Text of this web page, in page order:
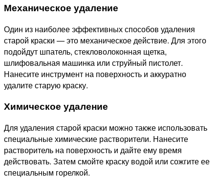
Механическое удаление
Один из наиболее эффективных способов удаления
старой краски — это механическое действие. Для этого
подойдут шпатель, стекловолоконная щетка,
шлифовальная машинка или струйный пистолет.
Нанесите инструмент на поверхность и аккуратно
удалите старую краску.
Химическое удаление
Для удаления старой краски можно также использовать
специальные химические растворители. Нанесите
растворитель на поверхность и дайте ему время
действовать. Затем смойте краску водой или сожгите ее
специальным горелкой.